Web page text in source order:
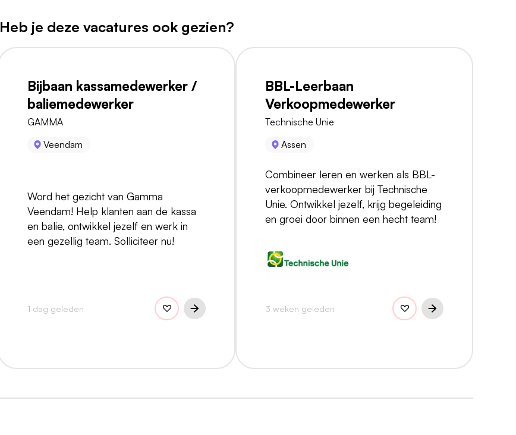
Heb je deze vacatures ook gezien?
Bijbaan kassamedewerker /
baliemedewerker
GAMMA
Veendam
Word het gezicht van Gamma
Veendam! Help klanten aan de kassa
en balie, ontwikkel jezelf en werk in
een gezellig team. Solliciteer nu!
1 dag geleden
BBL-Leerbaan
Verkoopmedewerker
Technische Unie
Assen
Combineer leren en werken als BBL-
verkoopmedewerker bij Technische
Unie. Ontwikkel jezelf, krijg begeleiding
en groei door binnen een hecht team!
3 weken geleden